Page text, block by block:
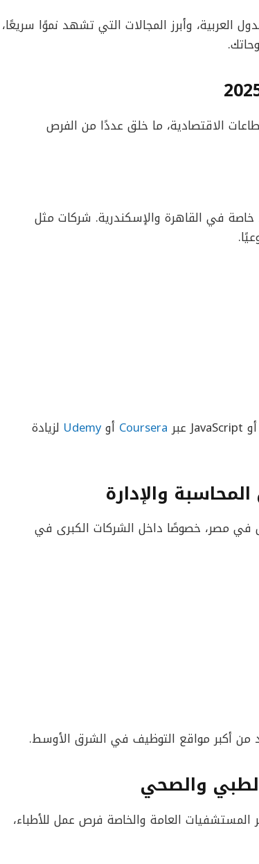
وأبرز المجالات التي تشهد نموًا سريعًا،
الاقتصادية، ما خلق عددًا من الفرص
خاصة في القاهرة والإسكندرية. شركات مثل
Coursera أوUdemy لزيادة
والإدارة
في مصر، خصوصًا داخل الشركات الكبرى في
من أكبر مواقع التوظيف في الشرق الأوسط.
والصحي
المستشفيات العامة والخاصة فرص عمل للأطباء،